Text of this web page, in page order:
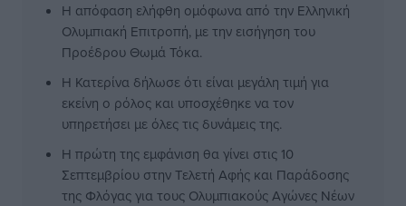
Η απόφαση ελήφθη ομόφωνα από την Ελληνική
Ολυμπιακή Επιτροπή, με την εισήγηση του
Προέδρου Θωμά Τόκα.
Η Κατερίνα δήλωσε ότι είναι μεγάλη τιμή για
εκείνη ο ρόλος και υποσχέθηκε να τον
υπηρετήσει με όλες τις δυνάμεις της.
Η πρώτη της εμφάνιση θα γίνει στις 10
Σεπτεμβρίου στην Τελετή Αφής και Παράδοσης
της Φλόγας για τους Ολυμπιακούς Αγώνες Νέων